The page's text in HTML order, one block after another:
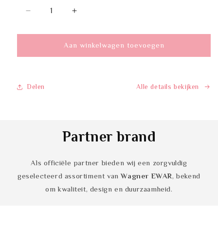
Aantal
voor
EWAR
Aantal
voor
Wagner
EWAR
Aan winkelwagen toevoegen
Delen Alle details bekijken
Partner brand
Als officiële partner bieden wij een zorgvuldig
geselecteerd assortiment vanWagner EWAR, bekend
om kwaliteit, design en duurzaamheid.